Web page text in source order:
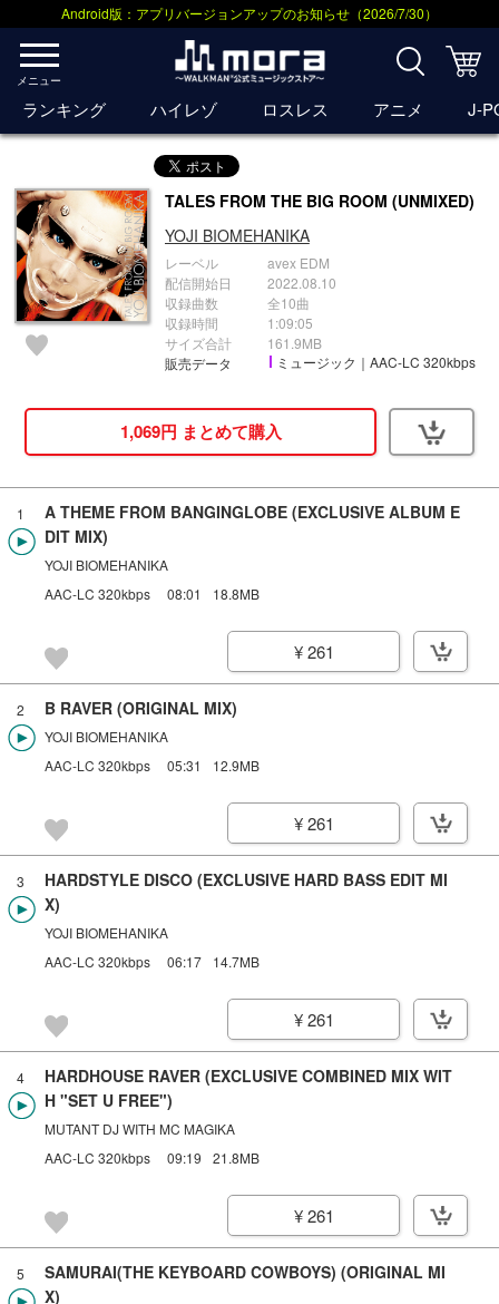
Android版：アプリバージョンアップのお知らせ（2026/7/30）
メニュー
ランキング ハイレゾ ロスレス アニメ J-
TALES FROM THE BIG ROOM (UNMIXED)
YOJI BIOMEHANIKA
レーベル
配信開始日
収録曲数
収録時間
サイズ合計
販売データ
avex EDM
2022.08.10
全10曲
1:09:05
161.9MB
ミュージック｜AAC-LC 320kbps
1,069円 まとめて購入
1
A THEME FROM BANGINGLOBE (EXCLUSIVE ALBUM E
DIT MIX)
YOJI BIOMEHANIKA
AAC-LC 320kbps
08:01 18.8MB
¥ 261
2 B RAVER (ORIGINAL MIX)
YOJI BIOMEHANIKA
AAC-LC 320kbps
05:31 12.9MB
¥ 261
3
HARDSTYLE DISCO (EXCLUSIVE HARD BASS EDIT MI
X)
YOJI BIOMEHANIKA
AAC-LC 320kbps
06:17 14.7MB
¥ 261
4
HARDHOUSE RAVER (EXCLUSIVE COMBINED MIX WIT
H "SET U FREE")
MUTANT DJ WITH MC MAGIKA
AAC-LC 320kbps
09:19 21.8MB
¥ 261
5
SAMURAI(THE KEYBOARD COWBOYS) (ORIGINAL MI
X)